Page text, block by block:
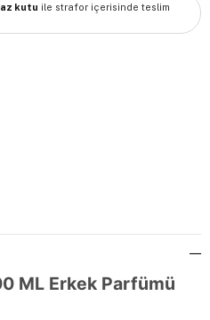
kutu ile strafor içerisinde teslim
ML Erkek Parfümü